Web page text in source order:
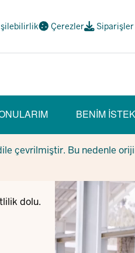
Çerezler
BENIM
çevrilmiştir. Bu nedenle
dolu.